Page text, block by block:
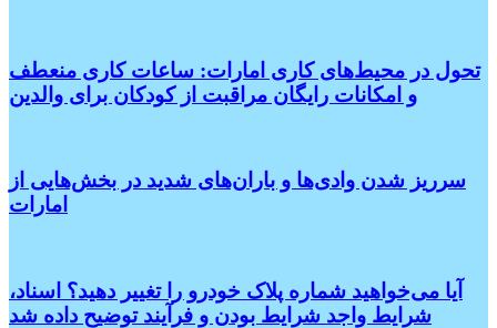
تحول در محیط‌های کاری امارات: ساعات کاری منعطف
و امکانات رایگان مراقبت از کودکان برای والدین
سرریز شدن وادی‌ها و باران‌های شدید در بخش‌هایی از
امارات
آیا می‌خواهید شماره پلاک خودرو را تغییر دهید؟ اسناد،
شرایط واجد شرایط بودن و فرآیند توضیح داده شد